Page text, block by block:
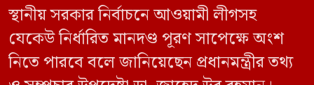
স্থানীয় সরকার নির্বাচনে আওয়ামী লীগসহ
যেকেউ নির্ধারিত মানদণ্ড পূরণ সাপেক্ষে অংশ
নিতে পারবে বলে জানিয়েছেন প্রধানমন্ত্রীর তথ্য